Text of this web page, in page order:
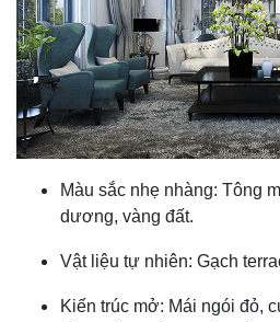
Màu sắc nhẹ nhàng: Tông
dương, vàng đất.
Vật liệu tự nhiên: Gạch
Kiến trúc mở: Mái ngói đỏ,